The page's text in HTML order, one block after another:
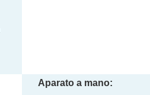
Aparato a mano: